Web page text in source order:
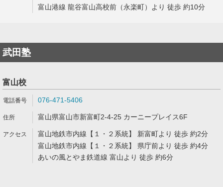
富山港線 龍谷富山高校前（永楽町）より 徒歩 約10分
武田塾
富山校
076-471-5406
富山県富山市新富町2-4-25 カーニープレイス6F
富山地鉄市内線【１・２系統】 新富町より 徒歩 約2分
富山地鉄市内線【１・２系統】 県庁前より 徒歩 約4分
あいの風とやま鉄道線 富山より 徒歩 約6分